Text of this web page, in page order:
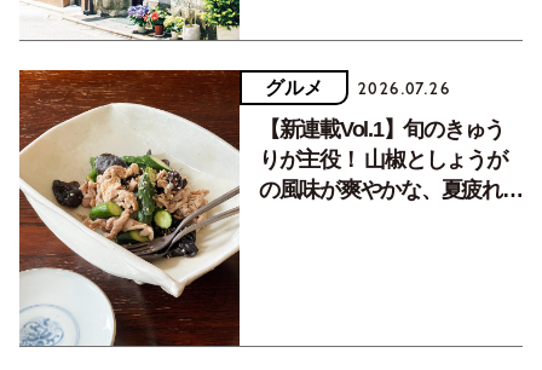
グルメ 2026.07.26
【新連載Vol.1】旬のきゅう
りが主役！ 山椒としょうが
の風味が爽やかな、夏疲れを